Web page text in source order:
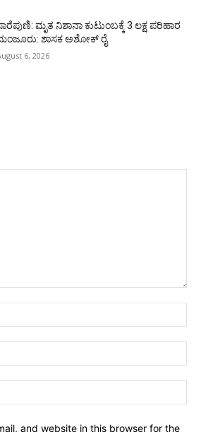
ಮೃತ ನಿಶಾನಾ ಕುಟುಂಬಕ್ಕೆ 3 ಲಕ್ಷ ಪರಿಹಾರ
ಶಾಸಕ ಅಶೋಕ್ ರೈ
6, 2026
and website in this browser for the